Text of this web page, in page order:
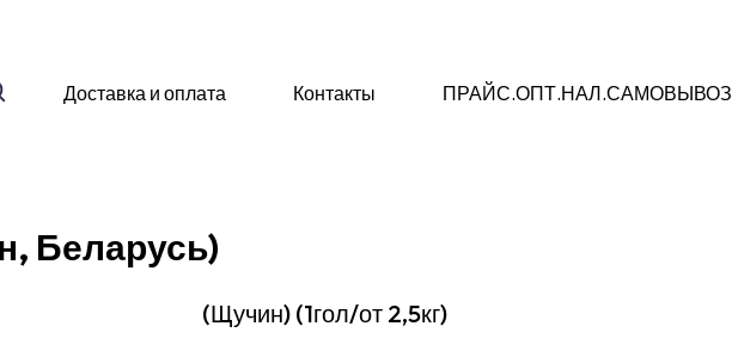
Доставка и оплата Контакты ПРАЙС.ОПТ.НАЛ.САМОВЫВОЗ
Беларусь)
(Щучин) (1гол/от 2,5кг)